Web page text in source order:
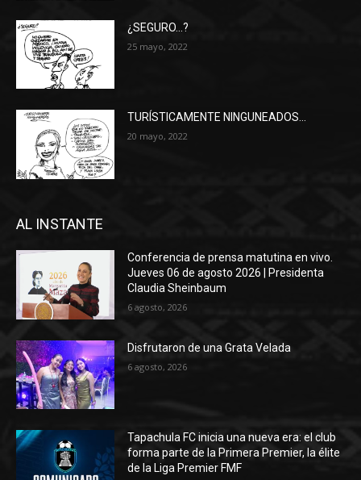
¿SEGURO…?
25 mayo, 2022
TURÍSTICAMENTE NINGUNEADOS…
20 mayo, 2022
AL INSTANTE
Conferencia de prensa matutina en vivo.
Jueves 06 de agosto 2026 | Presidenta
Claudia Sheinbaum
6 agosto, 2026
Disfrutaron de una Grata Velada
6 agosto, 2026
Tapachula FC inicia una nueva era: el club
forma parte de la Primera Premier, la élite
de la Liga Premier FMF